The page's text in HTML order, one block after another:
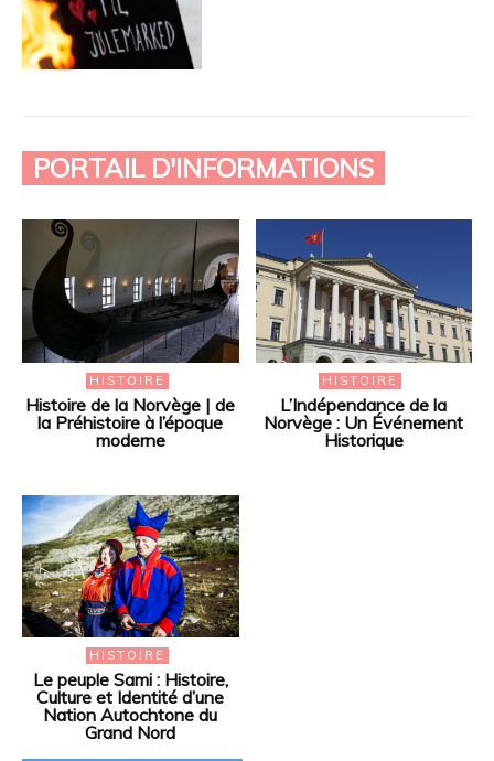
PORTAIL D'INFORMATIONS
HISTOIRE
Histoire de la Norvège | de
la Préhistoire à l’époque
moderne
HISTOIRE
L’Indépendance de la
Norvège : Un Événement
Historique
HISTOIRE
Le peuple Sami : Histoire,
Culture et Identité d’une
Nation Autochtone du
Grand Nord